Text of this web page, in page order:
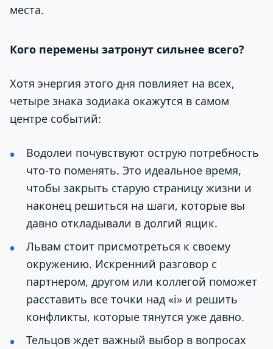
места.
Кого перемены затронут сильнее всего?
Хотя энергия этого дня повлияет на всех,
четыре знака зодиака окажутся в самом
центре событий:
Водолеи почувствуют острую потребность
что-то поменять. Это идеальное время,
чтобы закрыть старую страницу жизни и
наконец решиться на шаги, которые вы
давно откладывали в долгий ящик.
Львам стоит присмотреться к своему
окружению. Искренний разговор с
партнером, другом или коллегой поможет
расставить все точки над «i» и решить
конфликты, которые тянутся уже давно.
Тельцов ждет важный выбор в вопросах